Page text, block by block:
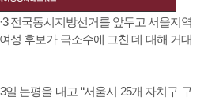
전국동시지방선거를 앞두고 서울지역
성 후보가 극소수에 그친 데 대해 거대
논평을 내고 “서울시 25개 자치구 구